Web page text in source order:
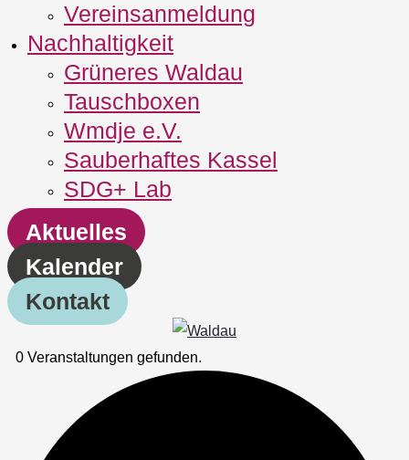
Vereinsanmeldung
Nachhaltigkeit
Grüneres Waldau
Tauschboxen
Wmdje e.V.
Sauberhaftes Kassel
SDG+ Lab
Aktuelles
Kalender
Kontakt
0 Veranstaltungen gefunden.